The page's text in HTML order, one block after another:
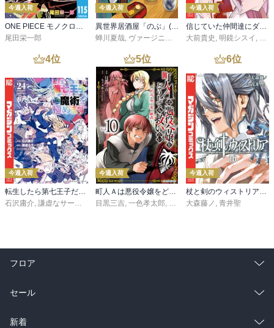
今週入荷
ONE PIECE モノクロ版 115
尾田栄一郎
今週入荷
異世界居酒屋「のぶ」(22)
蝉川夏哉, ヴァージニア二等兵 ,転
今週入荷
信じていた仲間達にダンジョン奥地で殺されかけたがギフト『無限ガチャ』でレベル９９９９の仲間達を手に入れて元パーティーメンバーと世界に復讐＆『ざまぁ！』します！（２３）
大前貴史 , 明鏡シスイ , ｔ
4位
今週入荷
石沢庸介 謙虚なサークル メル。
5位
今週入荷
目黒三吉 一色孝太郎 Parum
6位
今週入荷
大森藤ノ 青井聖
フロア
総合
ラノベ
セール
総合
新着